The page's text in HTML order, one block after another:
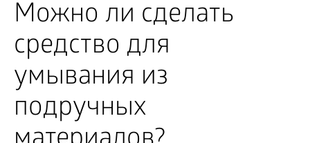
Можно ли сделать
средство для
умывания из
подручных